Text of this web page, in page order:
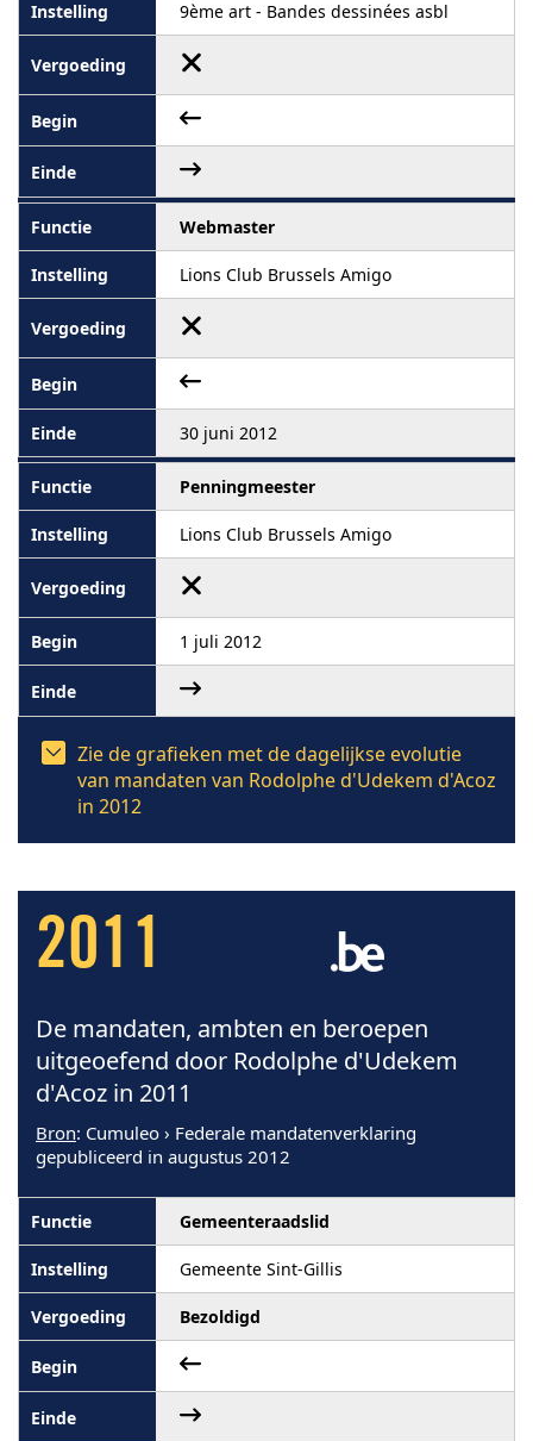
9ème art - Bandes dessinées asbl
Webmaster
Lions Club Brussels Amigo
30 juni 2012
Penningmeester
Lions Club Brussels Amigo
1 juli 2012
Zie de grafieken met de dagelijkse evolutie
van mandaten van Rodolphe d'Udekem d'Acoz
in 2012
2011
De mandaten, ambten en beroepen
uitgeoefend door Rodolphe d'Udekem
d'Acoz in 2011
Bron: Cumuleo › Federale mandatenverklaring
gepubliceerd in augustus 2012
Gemeenteraadslid
Gemeente Sint-Gillis
Bezoldigd